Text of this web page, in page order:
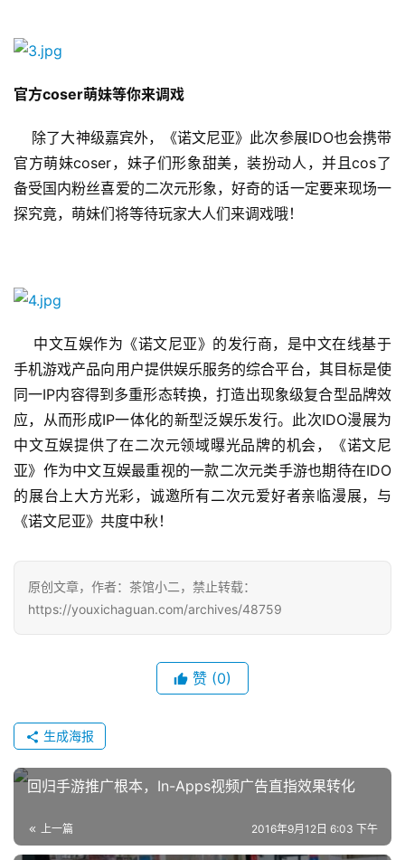
戏
休
戏
2
第
届
金
茶
奖
7
3
0
对
接
官方coser萌妹等你来调戏
除了大神级嘉宾外，《诺文尼亚》此次参展IDO也会携带
官方萌妹coser，妹子们形象甜美，装扮动人，并且cos了
备受国内粉丝喜爱的二次元形象，好奇的话一定要来现场一
探究竟，萌妹们将等待玩家大人们来调戏哦！
中文互娱作为《诺文尼亚》的发行商，是中文在线基于
手机游戏产品向用户提供娱乐服务的综合平台，其目标是使
同一IP内容得到多重形态转换，打造出现象级复合型品牌效
应，从而形成IP一体化的新型泛娱乐发行。此次IDO漫展为
中文互娱提供了在二次元领域曝光品牌的机会，《诺文尼
亚》作为中文互娱最重视的一款二次元类手游也期待在IDO
的展台上大方光彩，诚邀所有二次元爱好者亲临漫展，与
《诺文尼亚》共度中秋！
原创文章，作者：茶馆小二，禁止转载：
https://youxichaguan.com/archives/48759
赞 (0)
生成海报
回归手游推广根本，In-Apps视频广告直指效果转化
上一篇 2016年9月12日 6:03 下午